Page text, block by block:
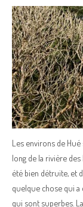
Les environs de
long de la rivière des
été bien détruite, et
quelque chose qui a
qui sont superbes.